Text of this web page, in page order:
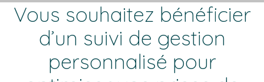
Vous souhaitez bénéficier
d’un suivi de gestion
personnalisé pour